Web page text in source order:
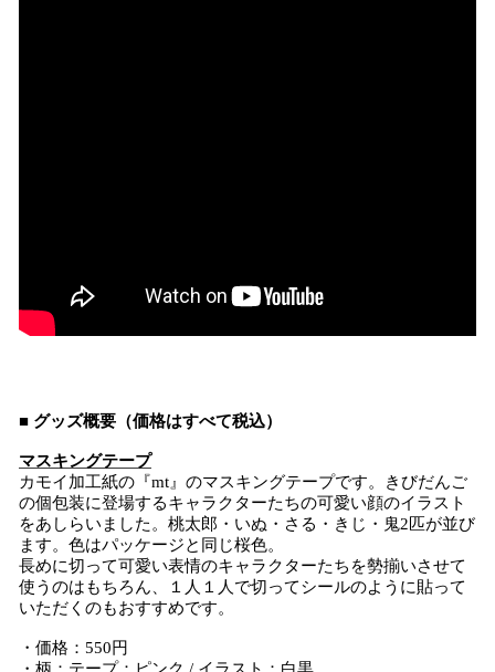
■ グッズ概要（価格はすべて税込）
マスキングテープ
カモイ加工紙の『mt』のマスキングテープです。きびだんご
の個包装に登場するキャラクターたちの可愛い顔のイラスト
をあしらいました。桃太郎・いぬ・さる・きじ・鬼2匹が並び
ます。色はパッケージと同じ桜色。
長めに切って可愛い表情のキャラクターたちを勢揃いさせて
使うのはもちろん、１人１人で切ってシールのように貼って
いただくのもおすすめです。
・価格：550円